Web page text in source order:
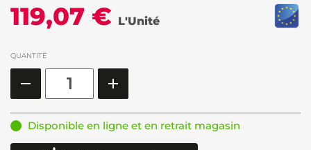
119,07 € L'Unité
QUANTITÉ
Disponible en ligne et en retrait magasin